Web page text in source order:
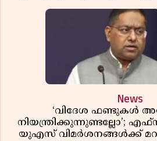
News
‘വിദേശ ഫണ്ടുകൾ
നിയന്ത്രിക്കുന്നുണ്ടല്ലോ’;
യുഎസ് വിമർശനങ്ങൾക്ക്